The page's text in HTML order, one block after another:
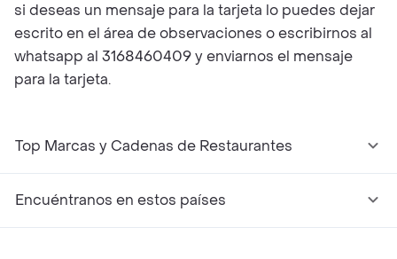
si deseas un mensaje para la tarjeta lo puedes dejar
escrito en el área de observaciones o escribirnos al
whatsapp al 3168460409 y enviarnos el mensaje
para la tarjeta.
Top Marcas y Cadenas de Restaurantes
Encuéntranos en estos países